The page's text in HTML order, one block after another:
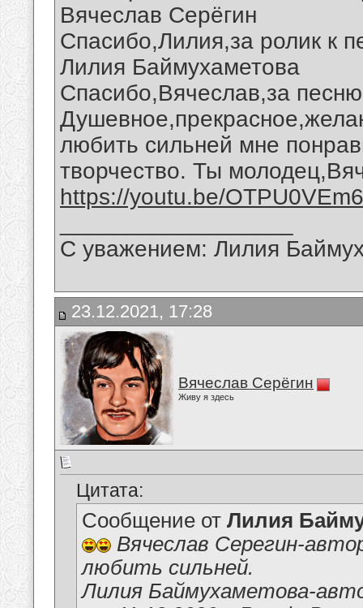
Вячеслав Серёгин
Спасибо,Лилия,за ролик к
Лилия Баймухаметова
Спасибо,Вячеслав,за
любить сильней мне
творчество. Ты
https://youtu.be/
С уважением: Лилия
23.12.2021, 17:28
Вячеслав Серёгин
Живу я здесь
Цитата:
Сообщение от Лилия
Вячеслав Серегин-
любить сильней.
Лилия Баймухаметова-